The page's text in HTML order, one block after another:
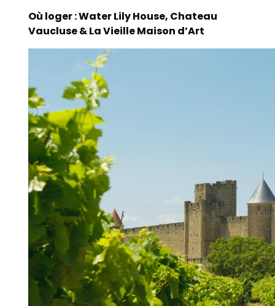
Où loger : Water Lily House, Chateau
Vaucluse & La Vieille Maison d’Art